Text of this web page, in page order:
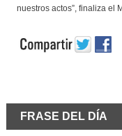
nuestros actos”, finaliza el
FRASE DEL DÍA